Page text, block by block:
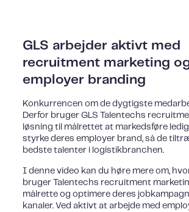
GLS arbejder aktivt med
recruitment marketing
employer branding
Konkurrencen om de dygtigste
Derfor bruger GLS Talentechs
løsning til målrettet at markedsføre
styrke deres employer brand, så de
bedste talenter i logistikbranchen.​
I denne video kan du høre mere om,
bruger Talentechs recruitment
målrette og optimere deres
kanaler. Ved aktivt at arbejde med